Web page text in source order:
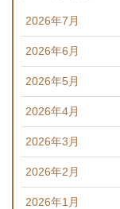
2026年7月
2026年6月
2026年5月
2026年4月
2026年3月
2026年2月
2026年1月